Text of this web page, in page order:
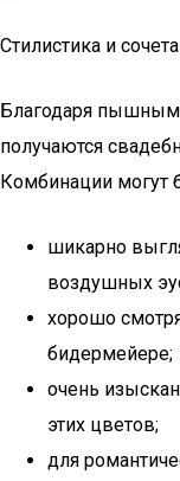
Стилистика и
Благодаря пышным
получаются
Комбинации могут
шикарно
воздушных
хорошо
бидермейере;
очень
этих цветов;
для